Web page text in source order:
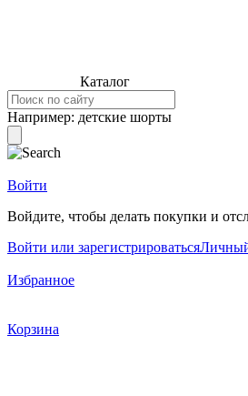
Каталог
Например: детские шорты
Войти
Войдите, чтобы делать покупки и
Войти или зарегистрироваться
Избранное
Корзина